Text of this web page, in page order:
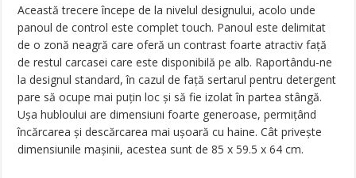
Această trecere începe de la nivelul designului, acolo unde
panoul de control este complet touch. Panoul este delimitat
de o zonă neagră care oferă un contrast foarte atractiv față
de restul carcasei care este disponibilă pe alb. Raportându-ne
la designul standard, în cazul de față sertarul pentru detergent
pare să ocupe mai puțin loc și să fie izolat în partea stângă.
Ușa hubloului are dimensiuni foarte generoase, permițând
încărcarea și descărcarea mai ușoară cu haine. Cât priveşte
dimensiunile mașinii, acestea sunt de 85 x 59.5 x 64 cm.